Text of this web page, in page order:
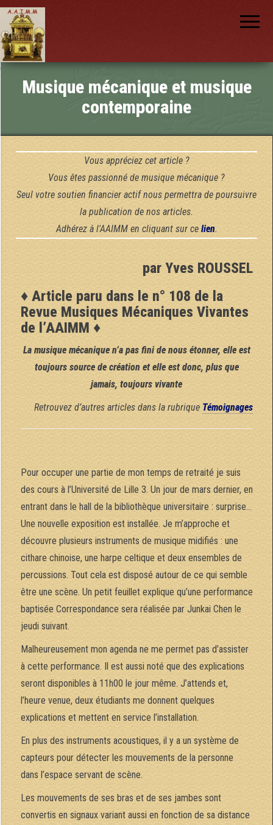
Musique
Musique mécanique et musique
contemporaine
Vous appréciez cet article ?
Vous êtes passionné de musique mécanique ?
Seul votre soutien financier actif nous permettra de poursuivre
la publication de nos articles.
Adhérez à l'AAIMM en cliquant sur ce lien.
par Yves ROUSSEL
♦ Article paru dans le n° 108 de la
Revue Musiques Mécaniques Vivantes
de l’AAIMM ♦
La musique mécanique n’a pas fini de nous étonner, elle est
toujours source de création et elle est donc, plus que
jamais, toujours vivante
Retrouvez d’autres articles dans la rubrique Témoignages
Pour occuper une partie de mon temps de retraité je suis
des cours à l’Université de Lille 3. Un jour de mars dernier, en
entrant dans le hall de la bibliothèque universitaire : surprise…
Une nouvelle exposition est installée. Je m’approche et
découvre plusieurs instruments de musique midifiés : une
cithare chinoise, une harpe celtique et deux ensembles de
percussions. Tout cela est disposé autour de ce qui semble
être une scène. Un petit feuillet explique qu’une performance
baptisée Correspondance sera réalisée par Junkai Chen le
jeudi suivant.
Malheureusement mon agenda ne me permet pas d’assister
à cette performance. Il est aussi noté que des explications
seront disponibles à 11h00 le jour même. J’attends et,
l’heure venue, deux étudiants me donnent quelques
explications et mettent en service l’installation.
En plus des instruments acoustiques, il y a un système de
capteurs pour détecter les mouvements de la personne
dans l’espace servant de scène.
Les mouvements de ses bras et de ses jambes sont
convertis en signaux variant aussi en fonction de sa distance